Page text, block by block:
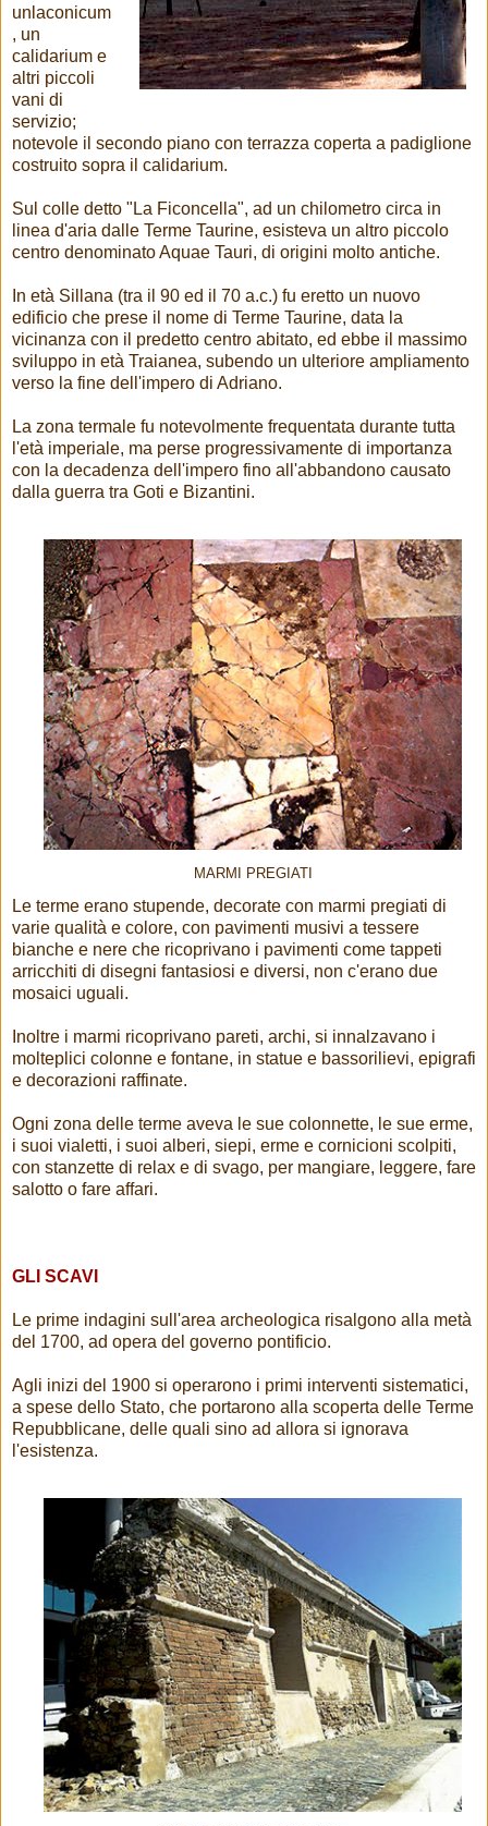
unlaconicum
, un
calidarium e
altri piccoli
vani di
servizio;
notevole il secondo piano con terrazza coperta a padiglione
costruito sopra il calidarium.
Sul colle detto "La Ficoncella", ad un chilometro circa in
linea d'aria dalle Terme Taurine, esisteva un altro piccolo
centro denominato Aquae Tauri, di origini molto antiche.
In età Sillana (tra il 90 ed il 70 a.c.) fu eretto un nuovo
edificio che prese il nome di Terme Taurine, data la
vicinanza con il predetto centro abitato, ed ebbe il massimo
sviluppo in età Traianea, subendo un ulteriore ampliamento
verso la fine dell'impero di Adriano.
La zona termale fu notevolmente frequentata durante tutta
l'età imperiale, ma perse progressivamente di importanza
con la decadenza dell'impero fino all'abbandono causato
dalla guerra tra Goti e Bizantini.
MARMI PREGIATI
Le terme erano stupende, decorate con marmi pregiati di
varie qualità e colore, con pavimenti musivi a tessere
bianche e nere che ricoprivano i pavimenti come tappeti
arricchiti di disegni fantasiosi e diversi, non c'erano due
mosaici uguali.
Inoltre i marmi ricoprivano pareti, archi, si innalzavano i
molteplici colonne e fontane, in statue e bassorilievi, epigrafi
e decorazioni raffinate.
Ogni zona delle terme aveva le sue colonnette, le sue erme,
i suoi vialetti, i suoi alberi, siepi, erme e cornicioni scolpiti,
con stanzette di relax e di svago, per mangiare, leggere, fare
salotto o fare affari.
GLI SCAVI
Le prime indagini sull'area archeologica risalgono alla metà
del 1700, ad opera del governo pontificio.
Agli inizi del 1900 si operarono i primi interventi sistematici,
a spese dello Stato, che portarono alla scoperta delle Terme
Repubblicane, delle quali sino ad allora si ignorava
l'esistenza.